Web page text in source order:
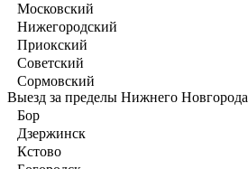
Московский
Нижегородский
Приокский
Советский
Сормовский
Выезд за пределы Нижнего Новгорода
Бор
Дзержинск
Кстово